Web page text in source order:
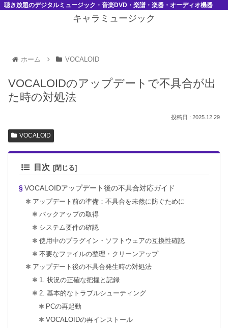
聴き放題のデジタルミュージック・音楽DVD・楽譜・楽器・オーディオ機器
キャラミュージック
ホーム VOCALOID
VOCALOIDのアップデートで不具合が出
た時の対処法
2025.12.29
VOCALOID
目次
VOCALOIDアップデート後の不具合対応ガイド
アップデート前の準備：不具合を未然に防ぐために
バックアップの取得
システム要件の確認
使用中のプラグイン・ソフトウェアの互換性確認
不要なファイルの整理・クリーンアップ
アップデート後の不具合発生時の対処法
1. 状況の正確な把握と記録
2. 基本的なトラブルシューティング
PCの再起動
VOCALOIDの再インストール